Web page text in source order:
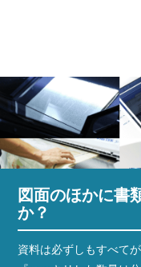
図面のほかに書
か？
資料は必ずしもすべて